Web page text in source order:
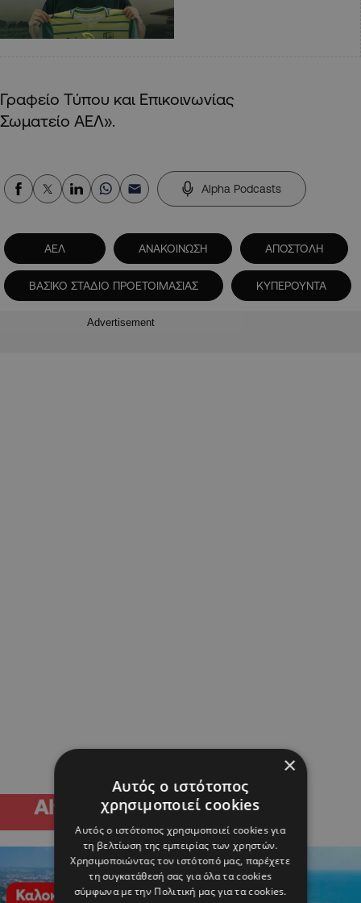
Γραφείο Τύπου και Επικοινωνίας
Σωματείο ΑΕΛ».
Alpha Podcasts
ΑΕΛ ΑΝΑΚΟΙΝΩΣΗ ΑΠΟΣΤΟΛΗ
ΒΑΣΙΚΟ ΣΤΑΔΙΟ ΠΡΟΕΤΟΙΜΑΣΙΑΣ ΚΥΠΕΡΟΥΝΤΑ
Advertisement
×
Αυτός ο ιστότοπος
χρησιμοποιεί cookies
Αυτός ο ιστότοπος χρησιμοποιεί cookies για
τη βελτίωση της εμπειρίας των χρηστών.
Χρησιμοποιώντας τον ιστότοπό μας, παρέχετε
τη συγκατάθεσή σας για όλα τα cookies
σύμφωνα με την Πολιτική μας για τα cookies.